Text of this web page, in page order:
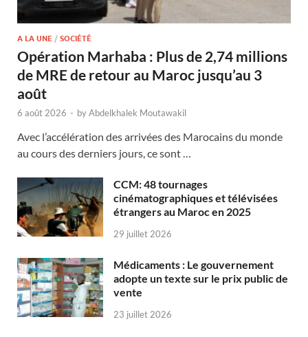
A LA UNE / SOCIÉTÉ
Opération Marhaba : Plus de 2,74 millions
de MRE de retour au Maroc jusqu’au 3
août
6 août 2026 - byAbdelkhalek Moutawakil
Avec l’accélération des arrivées des Marocains du monde
au cours des derniers jours, ce sont …
CCM: 48 tournages
cinématographiques et télévisées
étrangers au Maroc en 2025
29 juillet 2026
Médicaments : Le gouvernement
adopte un texte sur le prix public de
vente
23 juillet 2026